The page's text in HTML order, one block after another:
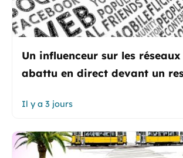
Un influenceur sur les
abattu en direct devant un
Il y a 3 jours